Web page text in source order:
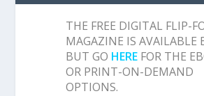
THE FREE DIGITAL FLIP-
MAGAZINE IS AVAILABLE
BUT GO HERE FOR THE
OR PRINT-ON-DEMAND
OPTIONS.